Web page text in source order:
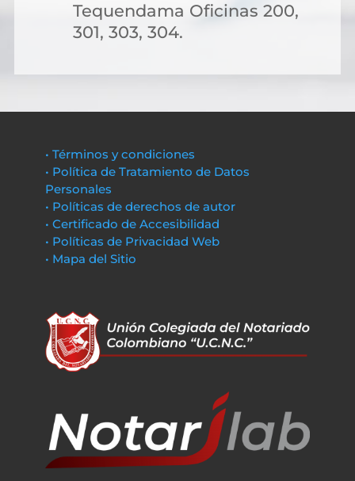
Tequendama Oficinas 200,
301, 303, 304.
• Términos y condiciones
• Política de Tratamiento de Datos
Personales
• Políticas de derechos de autor
• Certificado de Accesibilidad
• Políticas de Privacidad Web
• Mapa del Sitio